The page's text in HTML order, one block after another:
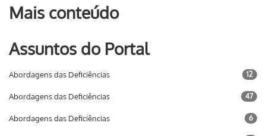
Mais conteúdo
Assuntos do Portal
Abordagens das Deficiências 12
Abordagens das Deficiências 47
Abordagens das Deficiências 6